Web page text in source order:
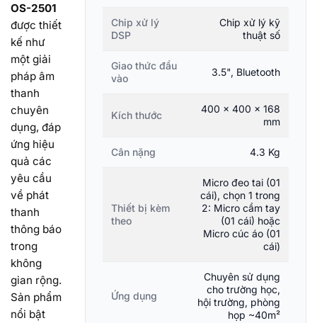
OS-2501
được thiết
kế như
một giải
pháp âm
thanh
chuyên
dụng, đáp
ứng hiệu
quả các
yêu cầu
về phát
thanh
thông báo
trong
không
gian rộng.
Sản phẩm
nổi bật
Chip xử lý
DSP
Chip xử lý kỹ
thuật số
Giao thức đầu
vào
3.5", Bluetooth
Kích thước
400 x 400 x 168
mm
Cân nặng 4.3 Kg
Thiết bị kèm
theo
Micro đeo tai (01
cái), chọn 1 trong
2: Micro cầm tay
(01 cái) hoặc
Micro cúc áo (01
cái)
Ứng dụng
Chuyên sử dụng
cho trường học,
hội trường, phòng
họp ~40m²